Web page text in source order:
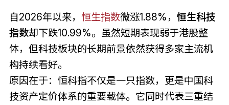
自2026年以来， 恒生指数微涨1.88%， 恒生科技
指数却下跌10.99%。虽然短期表现弱于港股整
体，但科技板块的长期前景依然获得多家主流机
构持续看好。
原因在于：恒科指不仅是一只指数，更是中国科
技资产定价体系的重要载体。它同时代表三重结